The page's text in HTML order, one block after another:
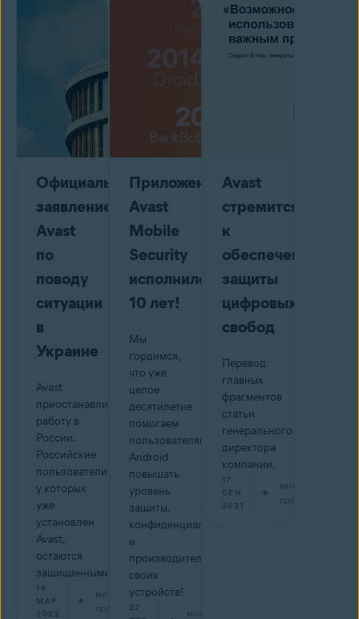
Официальное
заявление
Avast
по
поводу
ситуации
в
Украине
Avast
приостанавливает
работу в
России.
Российские
пользователи,
у которых
уже
установлен
Avast,
остаются
защищенными.
14
МАР
2022
мин на
прочтение
Приложению
Avast
Mobile
Security
исполнилось
10 лет!
Мы
гордимся,
что уже
целое
десятилетие
помогаем
пользователям
Android
повышать
уровень
защиты,
конфиденциальности
и
производительности
своих
устройств!
27
мин на
Avast
стремится
к
обеспечению
защиты
цифровых
свобод
Перевод
главных
фрагментов
статьи
генерального
директора
компании.
17
СЕН
2021
мин на
прочтение